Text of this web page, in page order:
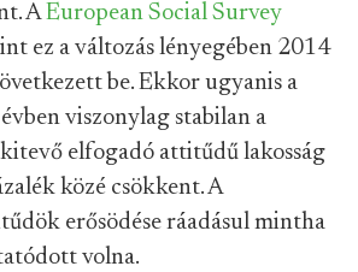
AEuropean Social Survey
ez a változás lényegében 2014
be. Ekkor ugyanis a
viszonylag stabilan a
elfogadó attitűdű lakosság
közé csökkent. A
erősödése ráadásul mintha
volna.